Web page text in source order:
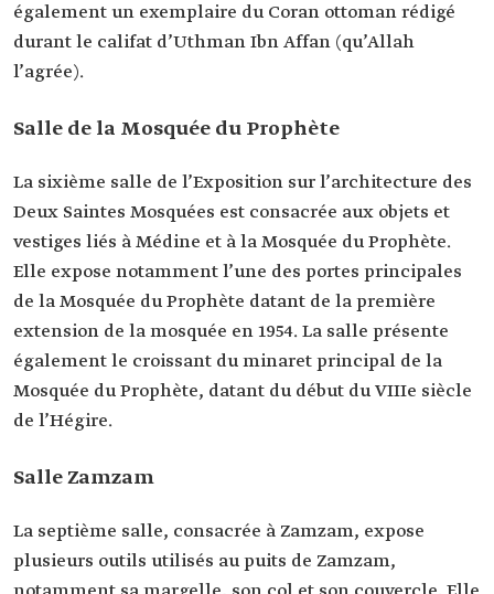
également un exemplaire du Coran ottoman rédigé
durant le califat d’Uthman Ibn Affan (qu’Allah
l’agrée).
Salle de la Mosquée du Prophète
La sixième salle de l’Exposition sur l’architecture des
Deux Saintes Mosquées est consacrée aux objets et
vestiges liés à Médine et à la Mosquée du Prophète.
Elle expose notamment l’une des portes principales
de la Mosquée du Prophète datant de la première
extension de la mosquée en 1954. La salle présente
également le croissant du minaret principal de la
Mosquée du Prophète, datant du début du VIIIe siècle
de l’Hégire.
Salle Zamzam
La septième salle, consacrée à Zamzam, expose
plusieurs outils utilisés au puits de Zamzam,